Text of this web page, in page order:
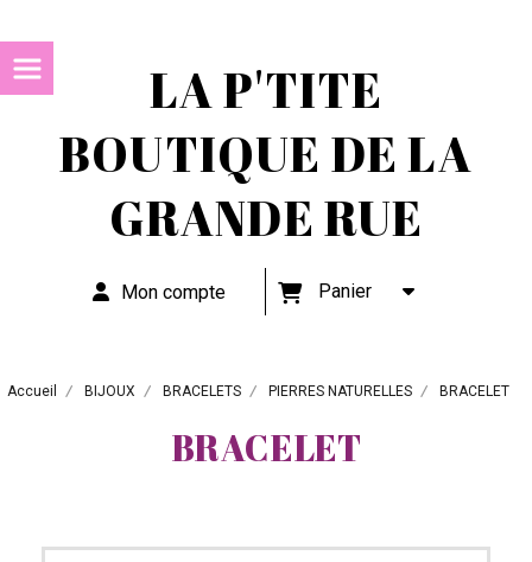
LA P'TITE
BOUTIQUE DE LA
GRANDE RUE
Mon compte Panier
Accueil BIJOUX BRACELETS PIERRES NATURELLES BRACELET
BRACELET